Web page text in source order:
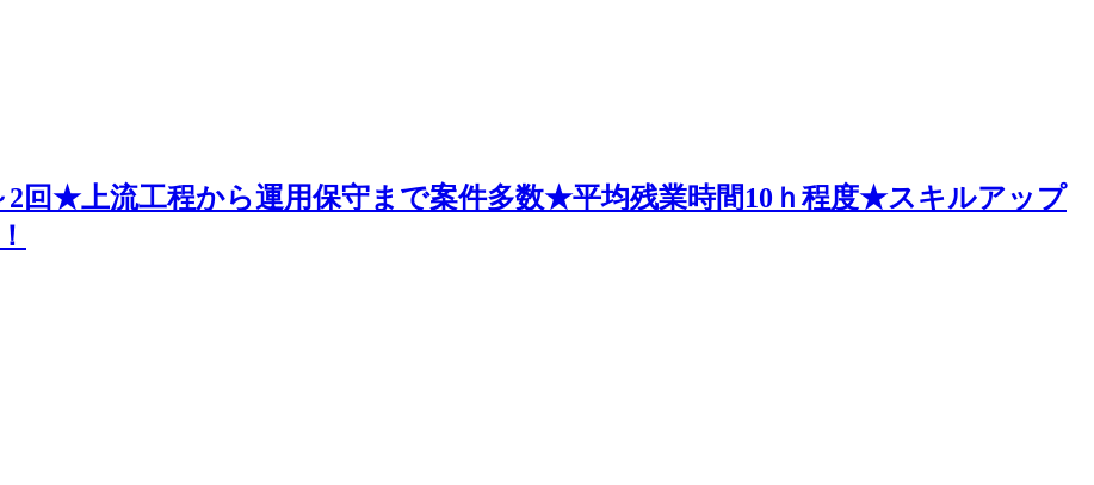
2回★上流工程から運用保守まで案件多数★平均残業時間10ｈ程度★スキルアップ